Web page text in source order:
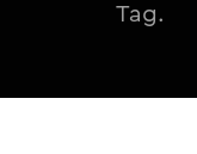
Tag.